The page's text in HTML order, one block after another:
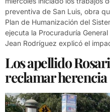
preventiva de San Luis, obra
Plan de Humanización del
ejecuta la Procuraduría
Jean Rodríguez explicó el
Los apellido
reclamar herencia